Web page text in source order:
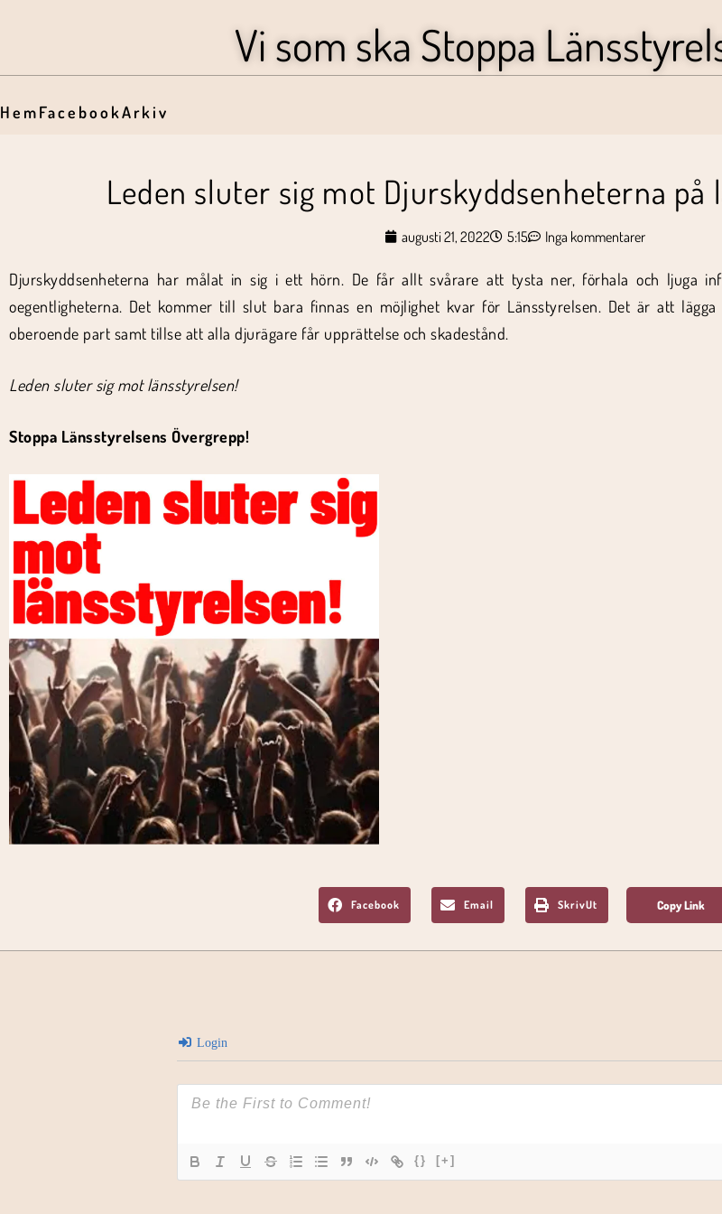
Vi som ska Stoppa
HemFacebookArkiv
Leden sluter sig mot Djurskyddsenheterna på
augusti 21, 2022 5:15 Inga kommentarer
Djurskyddsenheterna har målat in sig i ett hörn. De får allt svårare att tysta ner, förhala och ljuga
oegentligheterna. Det kommer till slut bara finnas en möjlighet kvar för Länsstyrelsen. Det är att
oberoende part samt tillse att alla djurägare får upprättelse och skadestånd.
Leden sluter sig mot länsstyrelsen!
Stoppa Länsstyrelsens Övergrepp!
Facebook Email SkrivUt
Login
{} [+]